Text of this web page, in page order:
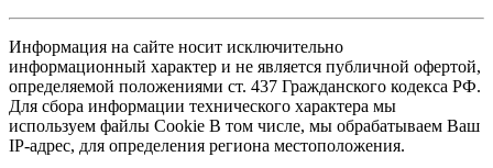
Информация на сайте носит исключительно
информационный характер и не является публичной офертой,
определяемой положениями ст. 437 Гражданского кодекса РФ.
Для сбора информации технического характера мы
используем файлы Cookie В том числе, мы обрабатываем Ваш
IP-адрес, для определения региона местоположения.